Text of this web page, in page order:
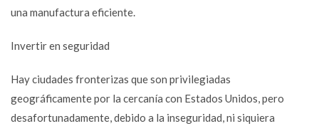
una manufactura eficiente.
Invertir en seguridad
Hay ciudades fronterizas que son privilegiadas
geográficamente por la cercanía con Estados Unidos, pero
desafortunadamente, debido a la inseguridad, ni siquiera